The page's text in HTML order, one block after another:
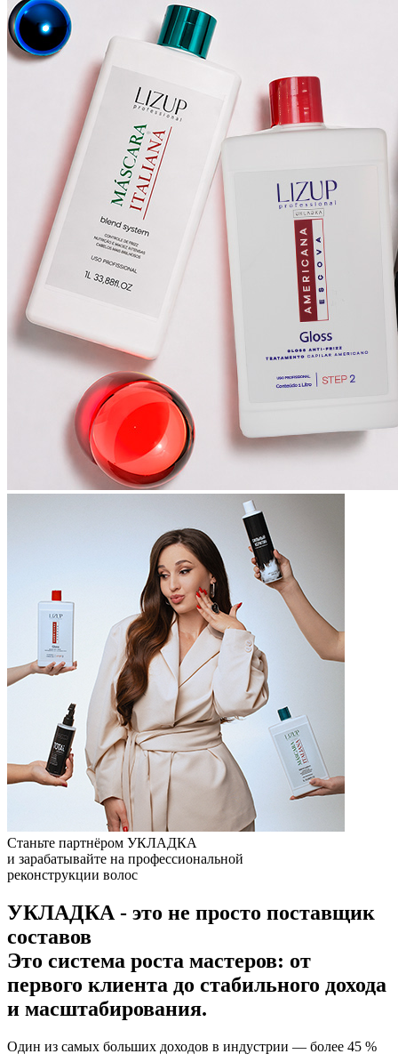
Станьте партнёром УКЛАДКА
и зарабатывайте на профессиональной
реконструкции волос
УКЛАДКА - это не просто поставщик
составов
Это система роста мастеров: от
первого клиента до стабильного дохода
и масштабирования.
Один из самых больших доходов в индустрии — более 45 %